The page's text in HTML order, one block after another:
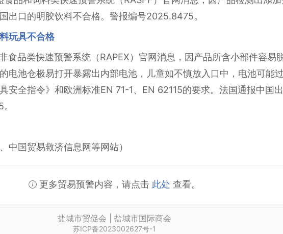
出口的明胶饮料不合格。警报编号2025.8475。
玩具不合格
食品类快速预警系统（RAPEX）官网消息，因产品所含小部件容易
电池仓极易打开暴露出内部电池，儿童如不慎放入口中，电池可能
安全指令》和欧洲标准EN 71-1、EN 62115的要求。法国通报中国
中国贸易救济信息网等网站）
更多贸易预警内容，请点击 此处 查看。
盐城市贸促会 | 盐城市国际商会
苏ICP备2023002627号-1